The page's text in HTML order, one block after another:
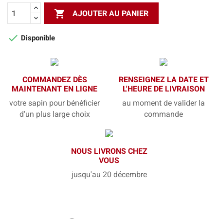
 AJOUTER AU PANIER
 Disponible
COMMANDEZ DÈS
MAINTENANT EN LIGNE
votre sapin pour bénéficier
d'un plus large choix
RENSEIGNEZ LA DATE ET
L'HEURE DE LIVRAISON
au moment de valider la
commande
NOUS LIVRONS CHEZ
VOUS
jusqu'au 20 décembre